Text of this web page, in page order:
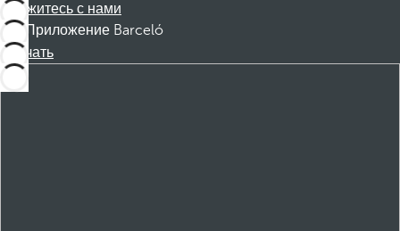
Свяжитесь с нами
Приложение Barceló
Скачать